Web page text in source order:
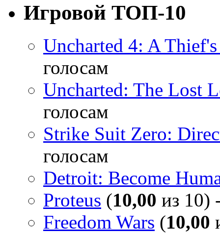
Игровой ТОП-10
Uncharted 4: A
голосам
Uncharted: The Lost
голосам
Strike Suit Zero:
голосам
Detroit: Become
Proteus (10,00 из 10)
Freedom Wars (10,00